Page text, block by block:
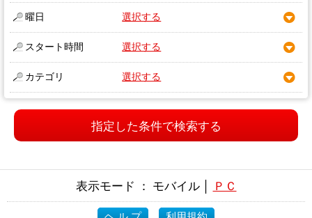
曜日 選択する
スタート時間 選択する
カテゴリ 選択する
指定した条件で検索する
表示モード ： モバイル │ ＰＣ